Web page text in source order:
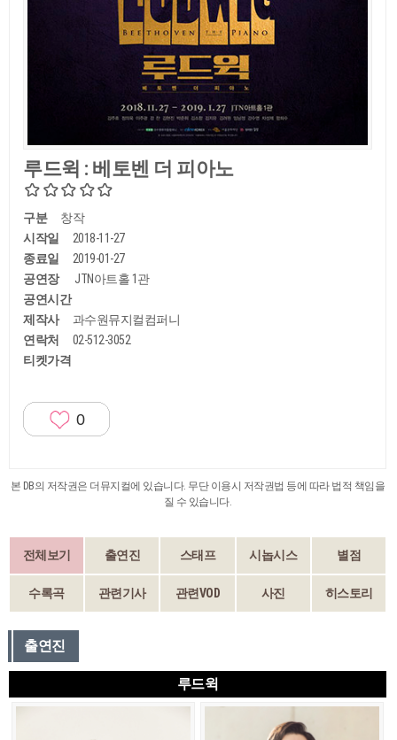
루드윅 : 베토벤 더 피아노
구분
창작
시작일
2018-11-27
종료일
2019-01-27
공연장
JTN아트홀 1관
공연시간
제작사
과수원뮤지컬컴퍼니
연락처
02-512-3052
티켓가격
0
본 DB의 저작권은 더뮤지컬에 있습니다. 무단 이용시 저작권법 등에 따라 법적 책임을
질 수 있습니다.
전체보기 출연진 스태프 시놉시스 별점
수록곡 관련기사 관련VOD 사진 히스토리
출연진
루드윅